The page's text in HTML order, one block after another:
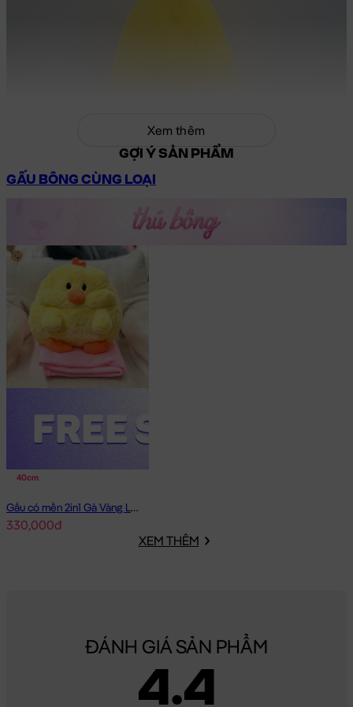
Gà đứng choàng khăn
Xem thêm
GỢI Ý SẢN PHẨM
GẤU BÔNG CÙNG LOẠI
40cm
Gấu có mền 2in1 Gà Vàng Lông Smooth
330,000đ
XEM THÊM
ĐÁNH GIÁ SẢN PHẨM
4.4